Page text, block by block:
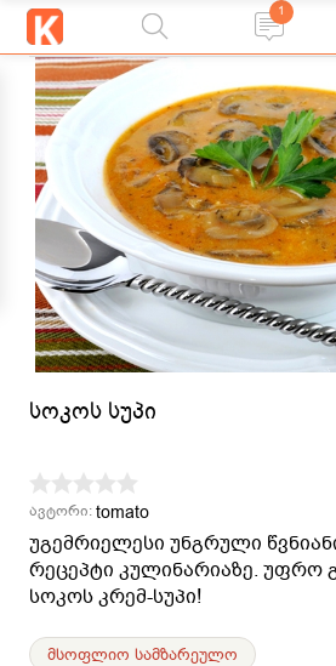
1
სოკოს სუპი
ავტორი:tomato
უგემრიელესი უნგრული
რეცეპტი კულინარიაზე. უფრო
სოკოს კრემ-სუპი!
მსოფლიო სამზარეულო